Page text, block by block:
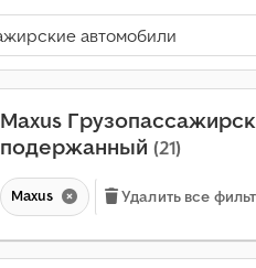
Maxus
подержанный (21)
Maxus Удалить все